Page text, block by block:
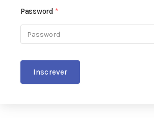
Password *
Inscrever